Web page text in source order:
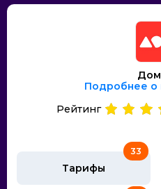
Подробнее о
Рейтинг
Тарифы
33